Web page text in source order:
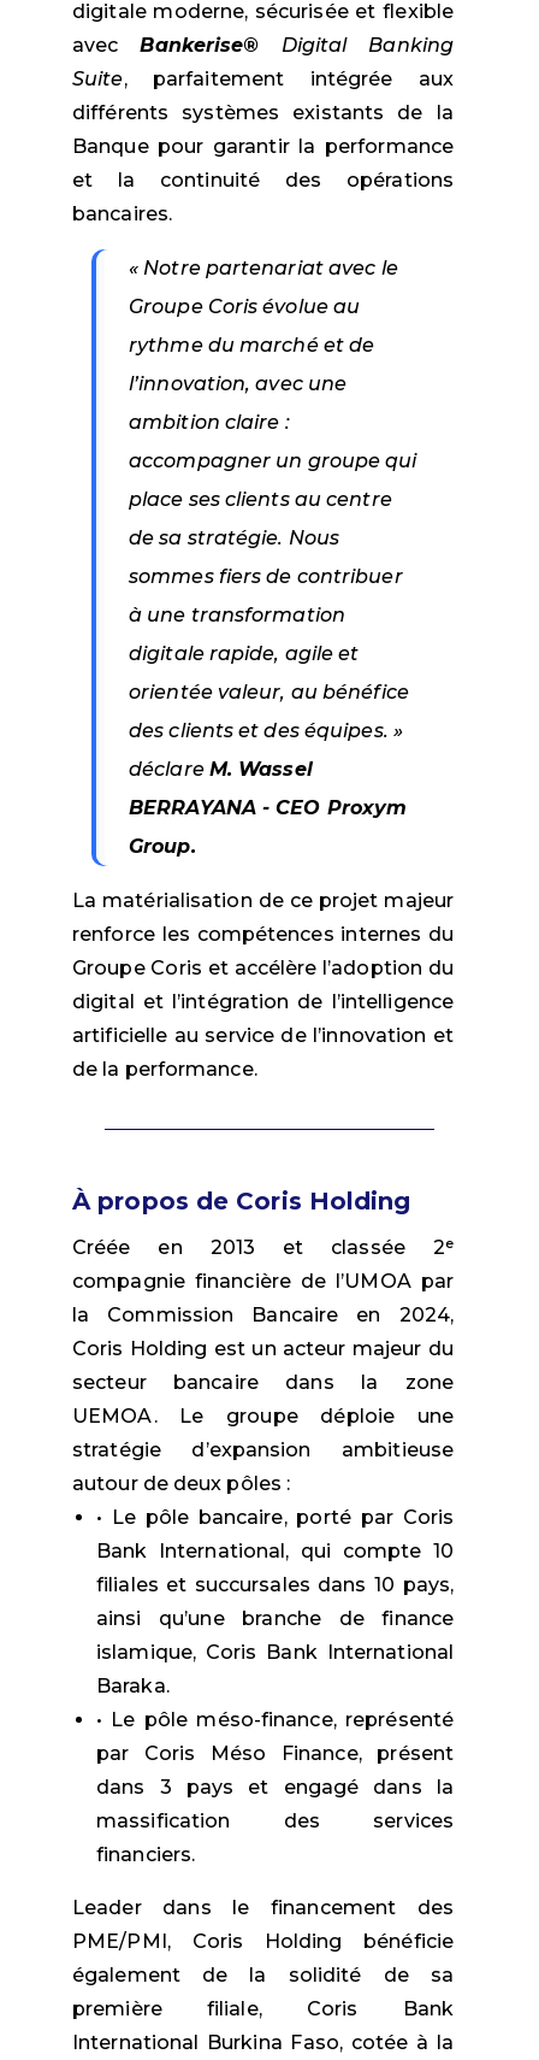
digitale moderne, sécurisée et flexible
avecBankerise® Digital Banking
Suite, parfaitement intégrée aux
différents systèmes existants de la
Banque pour garantir la performance
et la continuité des opérations
bancaires.
« Notre partenariat avec le
Groupe Coris évolue au
rythme du marché et de
l’innovation, avec une
ambition claire :
accompagner un groupe qui
place ses clients au centre
de sa stratégie. Nous
sommes fiers de contribuer
à une transformation
digitale rapide, agile et
orientée valeur, au bénéfice
des clients et des équipes. »
déclare M. Wassel
BERRAYANA - CEO Proxym
Group.
La matérialisation de ce projet majeur
renforce les compétences internes du
Groupe Coris et accélère l’adoption du
digital et l’intégration de l’intelligence
artificielle au service de l’innovation et
de la performance.
À propos de Coris Holding
Créée en 2013 et classée 2ᵉ
compagnie financière de l’UMOA par
la Commission Bancaire en 2024,
Coris Holding est un acteur majeur du
secteur bancaire dans la zone
UEMOA. Le groupe déploie une
stratégie d’expansion ambitieuse
autour de deux pôles :
• Le pôle bancaire, porté par Coris
Bank International, qui compte 10
filiales et succursales dans 10 pays,
ainsi qu’une branche de finance
islamique, Coris Bank International
Baraka.
• Le pôle méso-finance, représenté
par Coris Méso Finance, présent
dans 3 pays et engagé dans la
massification des services
financiers.
Leader dans le financement des
PME/PMI, Coris Holding bénéficie
également de la solidité de sa
première filiale, Coris Bank
International Burkina Faso, cotée à la